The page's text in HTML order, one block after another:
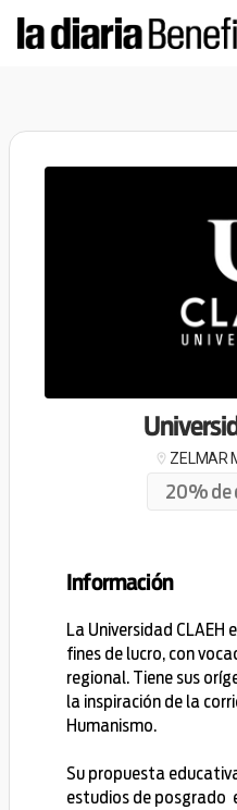
ZELMAR
20% de
Información
La Universidad CLAEH
fines de lucro, con
regional. Tiene sus
la inspiración de la
Humanismo.
Su propuesta
estudios de posgrado